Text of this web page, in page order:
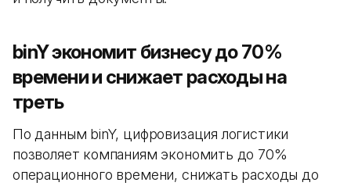
binY экономит бизнесу до 70%
времени и снижает расходы на
треть
По данным binY, цифровизация логистики
позволяет компаниям экономить до 70%
операционного времени, снижать расходы до